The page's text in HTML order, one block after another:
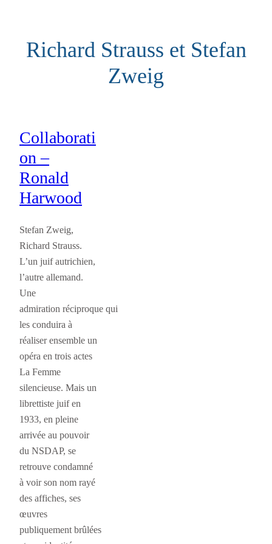
contenuRichard Strauss et Stefan
Zweig
Collaborati
on –
Ronald
Harwood
Stefan Zweig,
Richard Strauss.
L’un juif autrichien,
l’autre allemand.
Une
admiration réciproque qui
les conduira à
réaliser ensemble un
opéra en trois actes
La Femme
silencieuse. Mais un
librettiste juif en
1933, en pleine
arrivée au pouvoir
du NSDAP, se
retrouve condamné
à voir son nom rayé
des affiches, ses
œuvres
publiquement brûlées